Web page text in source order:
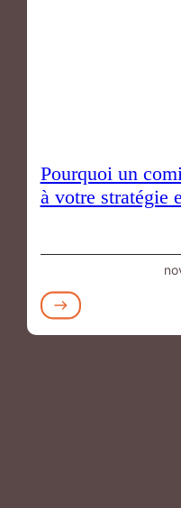
Pourquoi un
à votre stratégie